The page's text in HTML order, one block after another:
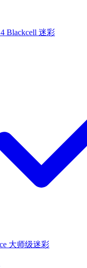
4 Blackcell 迷彩
大师级迷彩